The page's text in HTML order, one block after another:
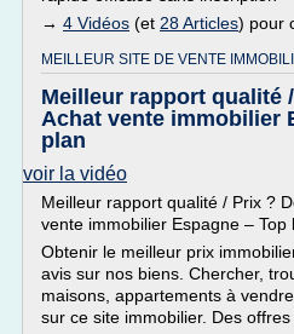
→ 4 Vidéos (et 28 Articles) pour
MEILLEUR SITE DE VENTE
Meilleur rapport qualité
Achat vente immobilier
plan
voir la vidéo
Meilleur rapport qualité / Prix ?
vente immobilier Espagne – Top
Obtenir le meilleur prix
avis sur nos biens. Chercher,
maisons, appartements à
sur ce site immobilier. Des offres